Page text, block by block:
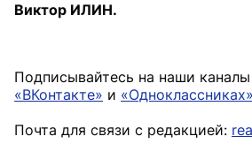
Виктор ИЛИН.
Подписывайтесь на наши
«ВКонтакте» и «Одноклассниках»
Почта для связи с редакцией: